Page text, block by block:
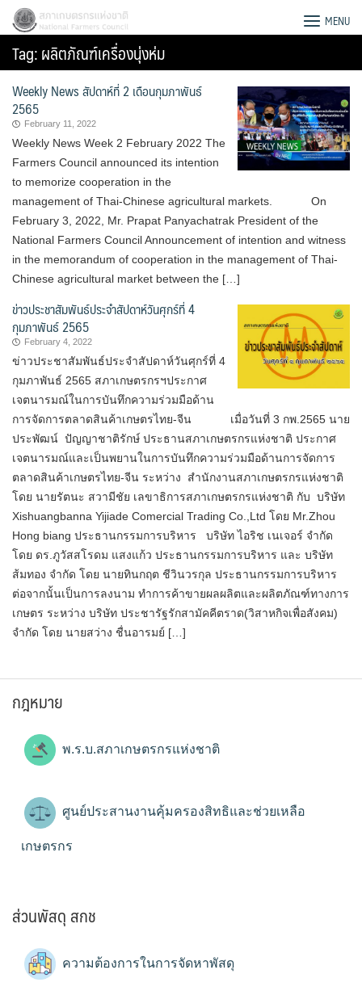
Skip
content
Search
for:
สภาเกษตรกรแห่งชาติ MENU
Tag:ผลิตภัณฑ์เครื่องนุ่งห่ม
Weekly News สัปดาห์ที่ 2 เดือนกุมภาพันธ์
2565
February 11, 2022
Weekly News Week 2 February 2022 The
Farmers Council announced its intention
to memorize cooperation in the
management of Thai-Chinese agricultural markets. On
February 3, 2022, Mr. Prapat Panyachatrak President of the
National Farmers Council Announcement of intention and witness
in the memorandum of cooperation in the management of Thai-
Chinese agricultural market between the […]
ข่าวประชาสัมพันธ์ประจำสัปดาห์วันศุกร์ที่ 4
กุมภาพันธ์ 2565
February 4, 2022
ข่าวประชาสัมพันธ์ประจำสัปดาห์วันศุกร์ที่ 4
กุมภาพันธ์ 2565 สภาเกษตรกรฯประกาศ
เจตนารมณ์ในการบันทึกความร่วมมือด้าน
การจัดการตลาดสินค้าเกษตรไทย-จีน เมื่อวันที่​ 3​ กพ.2565​ นาย
ประพัฒน์ ปัญญาชาติรักษ์ ประธานสภาเกษตรกรแห่งชาติ ประกาศ
เจตนารมณ์และเป็นพยานในการบันทึกความร่วมมือ​ด้านการจัดการ
ตลาดสินค้าเกษตรไทย-จีน ระหว่าง สำนักงานสภาเกษตรกรแห่งชาติ
โดย นายรัตนะ สวามีชัย เลขาธิการสภาเกษตรกรแห่งชาติ กับ บริษัท
Xishuangbanna Yijiade Comercial Trading Co.,Ltd​ โดย Mr.Zhou
Hong biang ประธานกรรมการบริหาร บริษัท ไอริช เนเจอร์ จำกัด
โดย ดร.ภูวัสสโรดม แสงแก้ว ประธานกรรมการบริหาร และ บริษัท
ส้มทอง จำกัด โดย นายทินกฤต ชีวินวรกุล ประธานกรรมการบริหาร
ต่อจากนั้นเป็นการลงนาม ทำการค้าขายผลผลิตและผลิตภัณฑ์ทางการ
เกษตร ระหว่าง​ บริษัท​ ประชารัฐรักสามัคคีตราด(วิสาหกิจเพื่อสังคม)​
จำกัด​ โดย​ นายสว่าง​ ชื่นอารมย์​ […]
กฎหมาย
พ.ร.บ.สภาเกษตรกรแห่งชาติ
ศูนย์ประสานงานคุ้มครองสิทธิและช่วยเหลือ
เกษตรกร
ส่วนพัสดุ สกช
ความต้องการในการจัดหาพัสดุ